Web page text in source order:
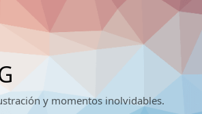
y momentos inolvidables.